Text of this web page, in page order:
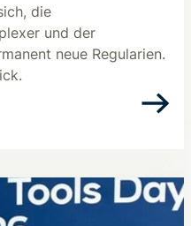
die
und der
neue Regularien.